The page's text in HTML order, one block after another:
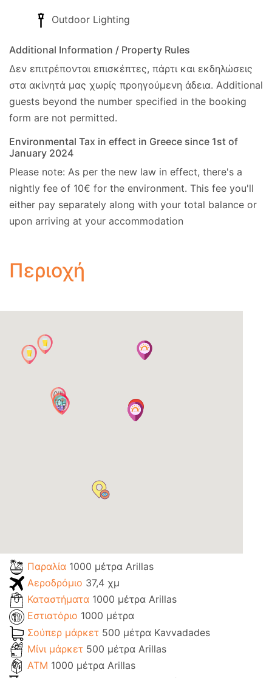
Outdoor Lighting
Additional Information / Property Rules
Δεν επιτρέπονται επισκέπτες, πάρτι και εκδηλώσεις
στα ακίνητά μας χωρίς προηγούμενη άδεια. Additional
guests beyond the number specified in the booking
form are not permitted.
Environmental Tax in effect in Greece since 1st of
January 2024
Please note: As per the new law in effect, there's a
nightly fee of 10€ for the environment. This fee you'll
either pay separately along with your total balance or
upon arriving at your accommodation
Περιοχή
Παραλία 1000 μέτρα Arillas
Αεροδρόμιο 37,4 χμ
Καταστήματα 1000 μέτρα Arillas
Εστιατόριο 1000 μέτρα
Σούπερ μάρκετ 500 μέτρα Kavvadades
Μίνι μάρκετ 500 μέτρα Arillas
ΑΤΜ 1000 μέτρα Arillas